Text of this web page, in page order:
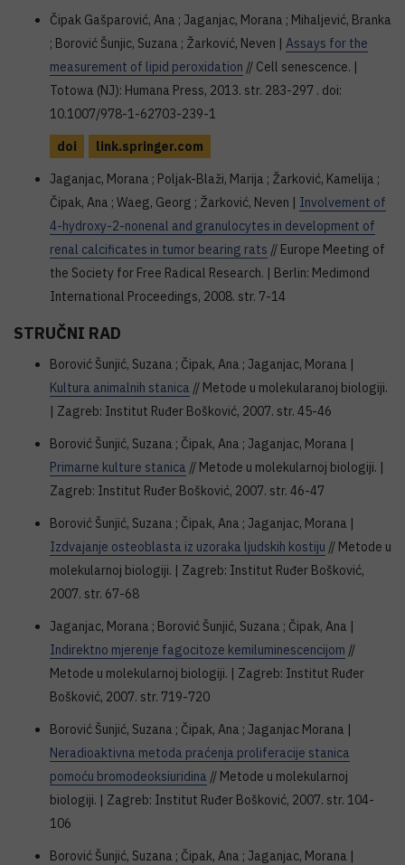
Čipak Gašparović, Ana ; Jaganjac, Morana ; Mihaljević, Branka
; Borović Šunjic, Suzana ; Žarković, Neven | Assays for the
measurement of lipid peroxidation // Cell senescence. |
Totowa (NJ): Humana Press, 2013. str. 283-297 . doi:
10.1007/978-1-62703-239-1
doi
link.springer.com
Jaganjac, Morana ; Poljak-Blaži, Marija ; Žarković, Kamelija ;
Čipak, Ana ; Waeg, Georg ; Žarković, Neven | Involvement of
4-hydroxy-2-nonenal and granulocytes in development of
renal calcificates in tumor bearing rats // Europe Meeting of
the Society for Free Radical Research. | Berlin: Medimond
International Proceedings, 2008. str. 7-14
STRUČNI RAD
Borović Šunjić, Suzana ; Čipak, Ana ; Jaganjac, Morana |
Kultura animalnih stanica // Metode u molekularanoj biologiji.
| Zagreb: Institut Ruđer Bošković, 2007. str. 45-46
Borović Šunjić, Suzana ; Čipak, Ana ; Jaganjac, Morana |
Primarne kulture stanica // Metode u molekularnoj biologiji. |
Zagreb: Institut Ruđer Bošković, 2007. str. 46-47
Borović Šunjić, Suzana ; Čipak, Ana ; Jaganjac, Morana |
Izdvajanje osteoblasta iz uzoraka ljudskih kostiju // Metode u
molekularnoj biologiji. | Zagreb: Institut Ruđer Bošković,
2007. str. 67-68
Jaganjac, Morana ; Borović Šunjić, Suzana ; Čipak, Ana |
Indirektno mjerenje fagocitoze kemiluminescencijom //
Metode u molekularnoj biologiji. | Zagreb: Institut Ruđer
Bošković, 2007. str. 719-720
Borović Šunjić, Suzana ; Čipak, Ana ; Jaganjac Morana |
Neradioaktivna metoda praćenja proliferacije stanica
pomoću bromodeoksiuridina // Metode u molekularnoj
biologiji. | Zagreb: Institut Ruđer Bošković, 2007. str. 104-
106
Borović Šunjić, Suzana ; Čipak, Ana ; Jaganjac, Morana |